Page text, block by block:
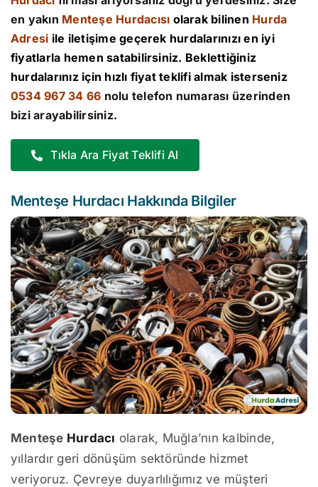
en yakın Menteşe Hurdacısı olarak bilinen Hurda
Adresi ile iletişime geçerek hurdalarınızı en iyi
fiyatlarla hemen satabilirsiniz. Beklettiğiniz
hurdalarınız için hızlı fiyat teklifi almak isterseniz
0534 967 34 66 nolu telefon numarası üzerinden
bizi arayabilirsiniz.
Tıkla Ara Fiyat Teklifi Al
Menteşe Hurdacı Hakkında Bilgiler
Menteşe Hurdacı olarak, Muğla’nın kalbinde,
yıllardır geri dönüşüm sektöründe hizmet
veriyoruz. Çevreye duyarlılığımız ve müşteri